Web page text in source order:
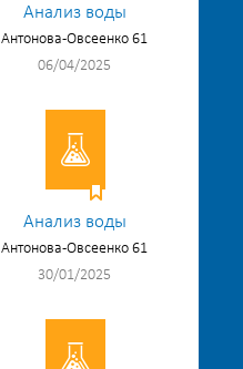
Анализ воды
Антонова-Овсеенко 61
06/04/2025
Анализ воды
Антонова-Овсеенко 61
30/01/2025